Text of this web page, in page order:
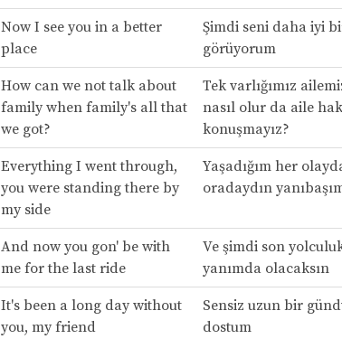
Now I see you in a better
place
Şimdi seni daha iyi
görüyorum
How can we not talk about
family when family's all that
we got?
Tek varlığımız
nasıl olur da aile
konuşmayız?
Everything I went through,
you were standing there by
my side
Yaşadığım her
oradaydın
And now you gon' be with
me for the last ride
Ve şimdi son
yanımda olacaksın
It's been a long day without
you, my friend
Sensiz uzun bir
dostum